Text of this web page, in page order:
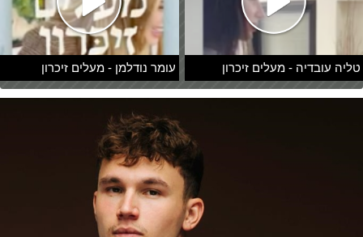
טליה עובדיה - מעלים זיכרון עומר נודלמן - מעלים זיכרון